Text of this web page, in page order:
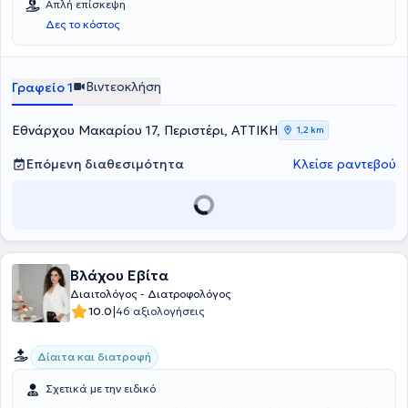
Απλή επίσκεψη
Δες το κόστος
Γραφείο 1 Βιντεοκλήση
Εθνάρχου Μακαρίου 17, Περιστέρι, ΑΤΤΙΚΗ 1,2 km
Επόμενη διαθεσιμότητα Κλείσε ραντεβού
Βλάχου Εβίτα
Διαιτολόγος - Διατροφολόγος
10.0|46 αξιολογήσεις
Δίαιτα και διατροφή
Σχετικά με την ειδικό